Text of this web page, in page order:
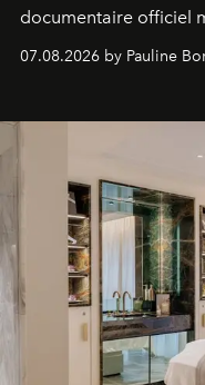
documentaire officiel
générationnel.
07.08.2026 by Pauline